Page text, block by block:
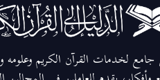
جامع لخدمات القرآن الكريم وعلومه